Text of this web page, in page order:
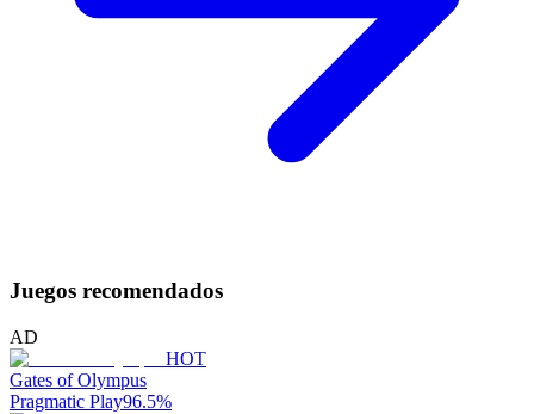
Juegos recomendados
AD
HOT
Gates of Olympus
Pragmatic Play96.5%